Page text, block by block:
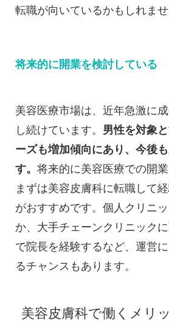
転職が向いているかもしれませ
将来的に開業を検討している
美容医療市場は、近年急激に
し続けています。 男性を対象
ーズも増加傾向にあり、今後
す。 将来的に美容医療での開業
まずは美容皮膚科に転職して
がおすすめです。個人クリニ
か、大手チェーンクリニック
で院長を経験するなど、運営
るチャンスもあります。
美容皮膚科で働くメリ